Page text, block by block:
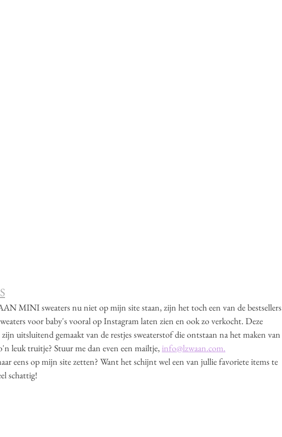
MINI sweaters nu niet op mijn site staan, zijn het toch een van de bestsellers
voor baby's vooral op Instagram laten zien en ook zo verkocht. Deze
uitsluitend gemaakt van de restjes sweaterstof die ontstaan na het maken van
leuk truitje? Stuur me dan even een mailtje, info@lzwaan.com.
eens op mijn site zetten? Want het schijnt wel een van jullie favoriete items te
schattig!